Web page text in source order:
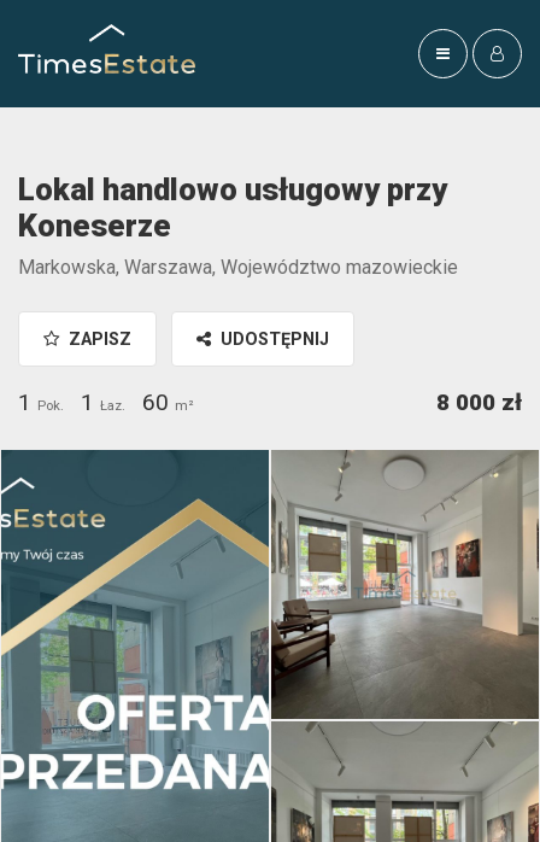
Lokal handlowo usługowy przy
Koneserze
Markowska, Warszawa, Województwo mazowieckie
ZAPISZ UDOSTĘPNIJ
1 Pok. 1 Łaz. 60 m² 8 000 zł